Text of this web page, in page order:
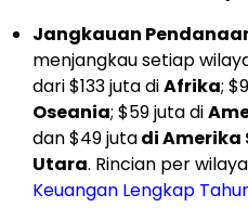
Jangkauan
menjangkau setiap
dari $133 juta diAfrika;
Oseania; $59 juta di
dan $49 jutadi Amerika
Utara. Rincian per
Keuangan Lengkap